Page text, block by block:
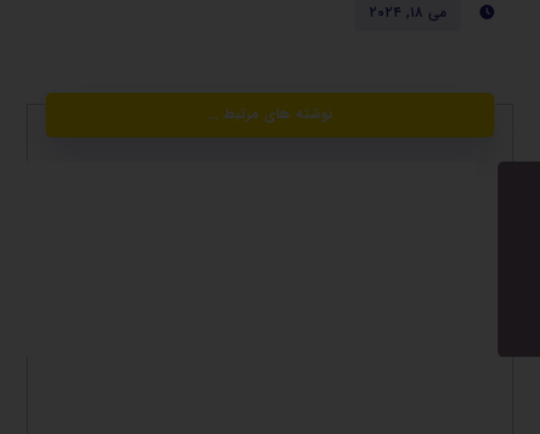
می ۱۸, ۲۰۲۴
نوشته های مرتبط ...